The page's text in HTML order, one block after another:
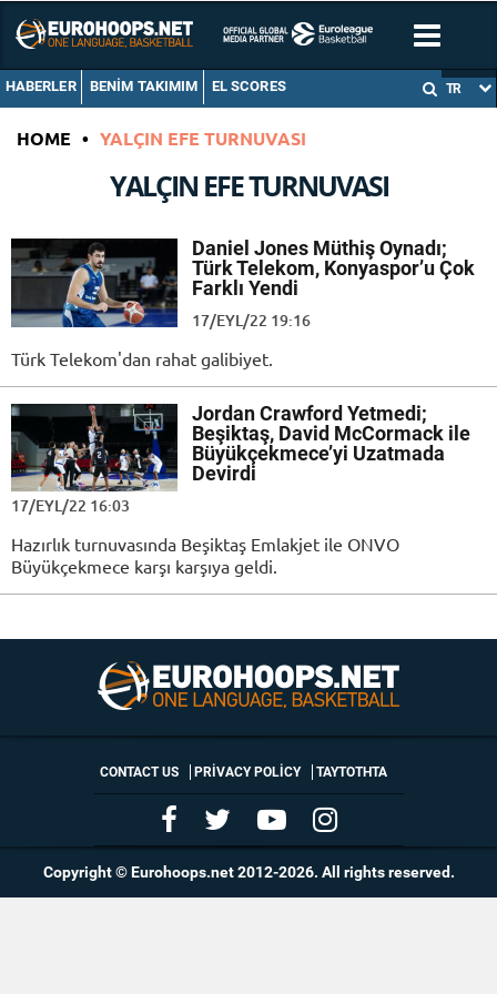
HABERLER BENIM TAKIMIM EL SCORES TR
HOME • YALÇIN EFE TURNUVASI
YALÇIN EFE TURNUVASI
Daniel Jones Müthiş Oynadı;
Türk Telekom, Konyaspor’u Çok
Farklı Yendi
17/EYL/22 19:16
Türk Telekom'dan rahat galibiyet.
Jordan Crawford Yetmedi;
Beşiktaş, David McCormack ile
Büyükçekmece’yi Uzatmada
Devirdi
17/EYL/22 16:03
Hazırlık turnuvasında Beşiktaş Emlakjet ile ONVO
Büyükçekmece karşı karşıya geldi.
CONTACT US PRIVACY POLICY ΤΑΥΤΟΤΗΤΑ
Copyright © Eurohoops.net 2012-2026. All rights reserved.